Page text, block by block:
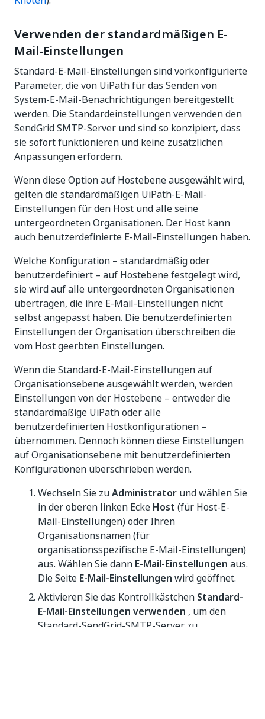
Verwenden der standardmäßigen E-
Mail-Einstellungen
Standard-E-Mail-Einstellungen sind vorkonfigurierte
Parameter, die von UiPath für das Senden von
System-E-Mail-Benachrichtigungen bereitgestellt
werden. Die Standardeinstellungen verwenden den
SendGrid SMTP-Server und sind so konzipiert, dass
sie sofort funktionieren und keine zusätzlichen
Anpassungen erfordern.
Wenn diese Option auf Hostebene ausgewählt wird,
gelten die standardmäßigen UiPath-E-Mail-
Einstellungen für den Host und alle seine
untergeordneten Organisationen. Der Host kann
auch benutzerdefinierte E-Mail-Einstellungen haben.
Welche Konfiguration – standardmäßig oder
benutzerdefiniert – auf Hostebene festgelegt wird,
sie wird auf alle untergeordneten Organisationen
übertragen, die ihre E-Mail-Einstellungen nicht
selbst angepasst haben. Die benutzerdefinierten
Einstellungen der Organisation überschreiben die
vom Host geerbten Einstellungen.
Wenn die Standard-E-Mail-Einstellungen auf
Organisationsebene ausgewählt werden, werden
Einstellungen von der Hostebene – entweder die
standardmäßige UiPath oder alle
benutzerdefinierten Hostkonfigurationen –
übernommen. Dennoch können diese Einstellungen
auf Organisationsebene mit benutzerdefinierten
Konfigurationen überschrieben werden.
Wechseln Sie zuAdministrator und wählen Sie
in der oberen linken Ecke Host (für Host-E-
Mail-Einstellungen) oder Ihren
Organisationsnamen (für
organisationsspezifische E-Mail-Einstellungen)
aus. Wählen Sie dann E-Mail-Einstellungen aus.
Die Seite E-Mail-Einstellungen wird geöffnet.
Aktivieren Sie das Kontrollkästchen Standard-
E-Mail-Einstellungen verwenden , um den
Standard-SendGrid-SMTP-Server zu